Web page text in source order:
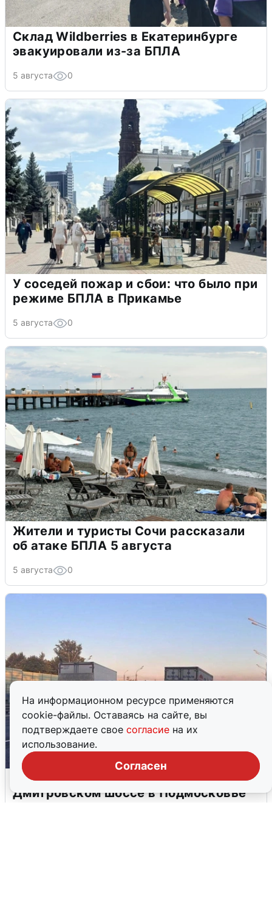
На информационном ресурсе применяются
cookie-файлы. Оставаясь на сайте, вы
подтверждаете свое согласие на их
использование.
Согласен
Склад Wildberries в Екатеринбурге
эвакуировали из-за БПЛА
5 августа 0
У соседей пожар и сбои: что было при
режиме БПЛА в Прикамье
5 августа 0
Жители и туристы Сочи рассказали
об атаке БПЛА 5 августа
5 августа 0
Пять машин столкнулись на
Дмитровском шоссе в Подмосковье